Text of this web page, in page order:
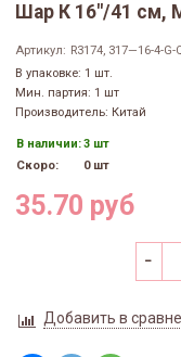
Шар К 16"/41 см,
Артикул: R3174, 317—16-4-G-
В упаковке: 1 шт.
Мин. партия: 1 шт
Производитель: Китай
В наличии:3 шт
Скоро:
0 шт
35.70 руб
Добавить в